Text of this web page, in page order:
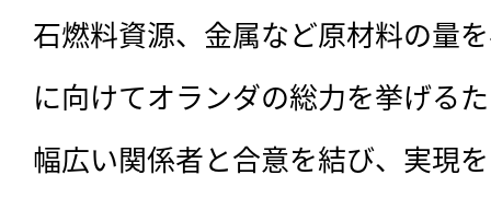
石燃料資源、金属など原材料の量
に向けてオランダの総力を挙げる
幅広い関係者と合意を結び、実現